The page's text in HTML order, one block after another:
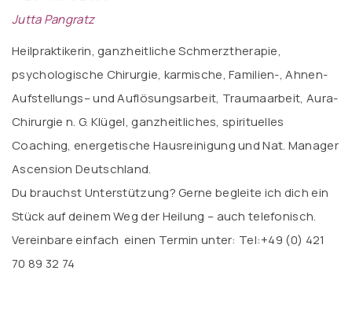
Jutta Pangratz
Heilpraktikerin, ganzheitliche Schmerztherapie,
psychologische Chirurgie, karmische, Familien-, Ahnen-
Aufstellungs– und Auflösungsarbeit, Traumaarbeit, Aura-
Chirurgie n. G. Klügel, ganzheitliches, spirituelles
Coaching, energetische Hausreinigung und Nat. Manager
Ascension Deutschland.
Du brauchst Unterstützung? Gerne begleite ich dich ein
Stück auf deinem Weg der Heilung – auch telefonisch.
Vereinbare einfach einen Termin unter: Tel:+49 (0) 421
70 89 32 74